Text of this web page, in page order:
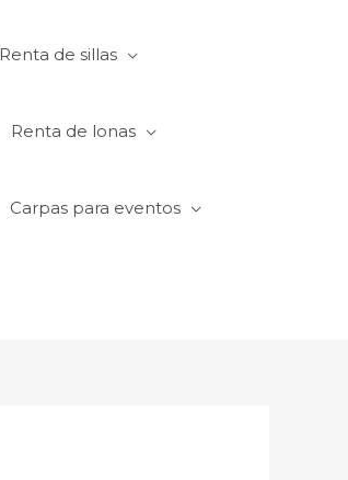
Renta de sillas
Renta de lonas
Carpas para eventos